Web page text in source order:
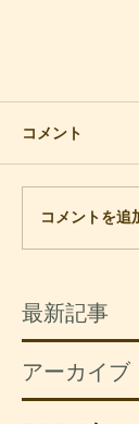
数年前、
けられて
りになり
立製作所
実験装置
ーカーの
です。こ
学ぶよう
慮による
コメント
コメントを追
最新記事
アーカイブ